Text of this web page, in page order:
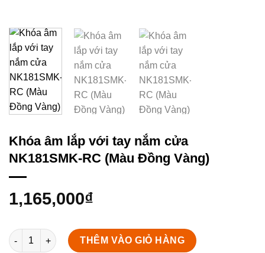
Khóa âm lắp với tay nắm cửa
NK181SMK-RC (Màu Đồng Vàng)
1,165,000₫
Khóa âm lắp với tay nắm cửa NK181SMK-RC (Màu Đồng
THÊM VÀO GIỎ HÀNG